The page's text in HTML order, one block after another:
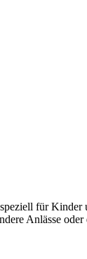
für
Anlässe